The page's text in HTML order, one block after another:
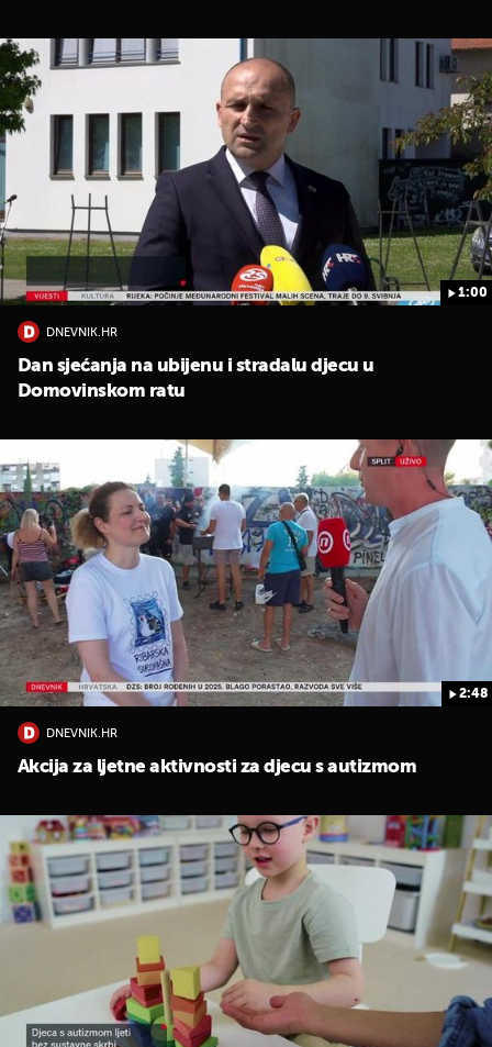
1:00
DNEVNIK.HR
Dan sjećanja na ubijenu i stradalu djecu u
Domovinskom ratu
2:48
DNEVNIK.HR
Akcija za ljetne aktivnosti za djecu s autizmom
UKLJUČITE NOTIFIKACIJE